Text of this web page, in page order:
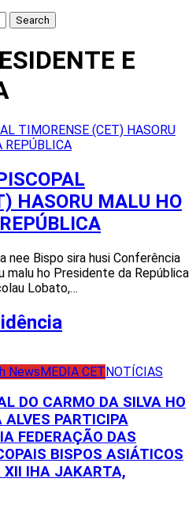
E
HASORU MALU HO
Bispo sira husi Conferência
malu ho Presidente da República
Lobato,…
NewsMEDIA CETNOTÍCIAS
DO CARMO DA SILVA HO
ALVES PARTICIPA
FEDERAÇÃO DAS
BISPOS ASIÁTICOS
XII IHA JAKARTA,